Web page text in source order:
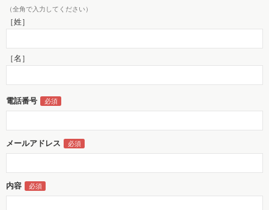
（全角で入力してください）
［姓］
［名］
電話番号
メールアドレス
内容